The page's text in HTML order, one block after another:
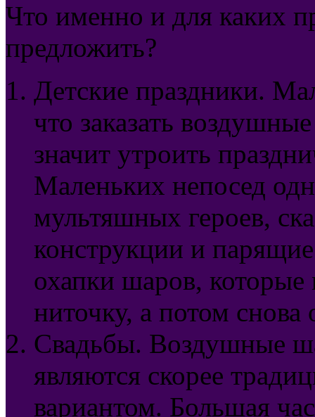
Что именно и для каких
предложить?
Детские праздники.
что заказать
значит утроить
Маленьких непосед
мультяшных героев,
конструкции и
охапки шаров, которые
ниточку, а потом снова
Свадьбы. Воздушные
являются скорее
вариантом. Большая